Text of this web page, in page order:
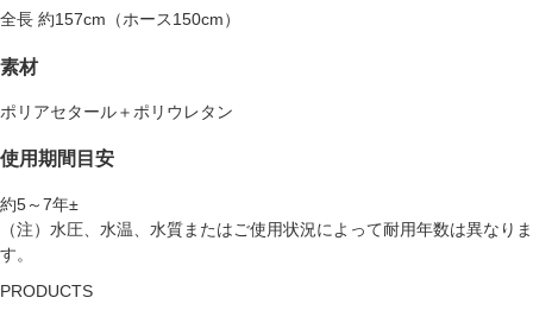
全長 約157cm（ホース150cm）
素材
ポリアセタール＋ポリウレタン
使用期間目安
約5～7年±
（注）水圧、水温、水質またはご使用状況によって耐用年数は異なりま
す。
PRODUCTS